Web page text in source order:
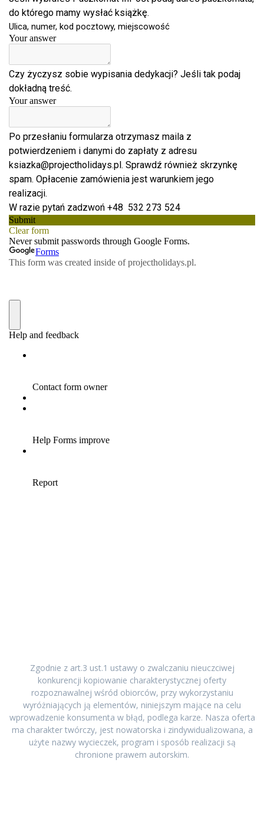
Zgodnie z art.3 ust.1 ustawy o zwalczaniu nieuczciwej
konkurencji kopiowanie charakterystycznej oferty
rozpoznawalnej wśród obiorców, przy wykorzystaniu
wyróżniających ją elementów, niniejszym mające na celu
wprowadzenie konsumenta w błąd, podlega karze. Nasza oferta
ma charakter twórczy, jest nowatorska i zindywidualizowana, a
użyte nazwy wycieczek, program i sposób realizacji są
chronione prawem autorskim.